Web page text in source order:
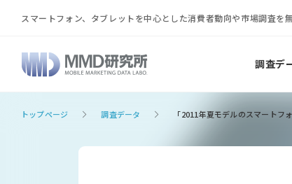
スマートフォン、タブレットを中心とした消費者動向や市場調査を
調査デ
トップページ 調査データ 「2011年夏モデルのスマート